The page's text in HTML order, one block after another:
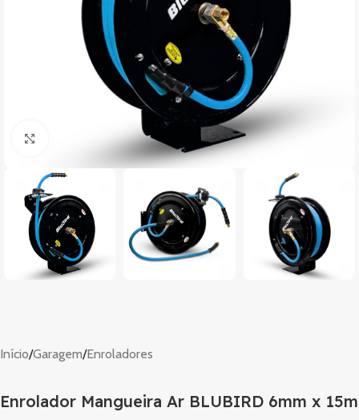
Clique para ampliar
Início/Garagem/Enroladores
Enrolador Mangueira Ar BLUBIRD 6mm x 15m